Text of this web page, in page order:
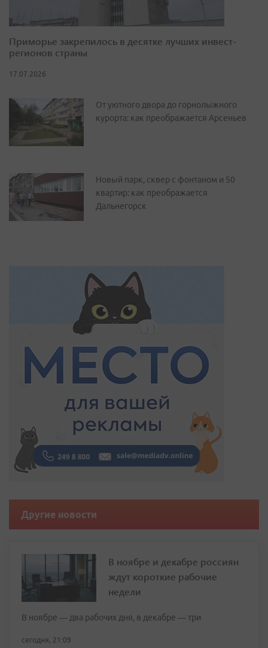
Приморье закрепилось в десятке лучших инвест-
регионов страны
17.07.2026
От уютного двора до горнолыжного
курорта: как преображается Арсеньев
Новый парк, сквер с фонтаном и 50
квартир: как преображается
Дальнегорск
Другие новости
В ноябре и декабре россиян
ждут короткие рабочие
недели
В ноябре — два рабочих дня, в декабре — три
сегодня, 21:09